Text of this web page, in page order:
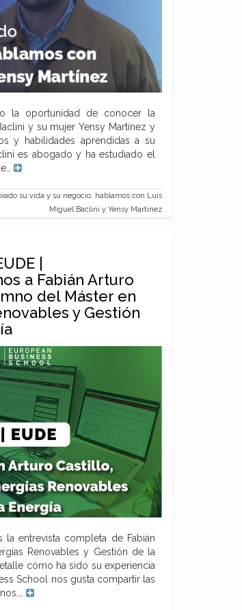
la oportunidad de conocer la
y su mujer Yensy Martínez y
y habilidades aprendidas a su
es abogado y ha estudiado el
su vida y su negocio, hablamos con Luis
Miguel Baclini y Yensy Martínez
|
a Fabián Arturo
del Máster en
y Gestión
la entrevista completa de Fabián
Renovables y Gestión de la
cómo ha sido su experiencia
School nos gusta compartir las